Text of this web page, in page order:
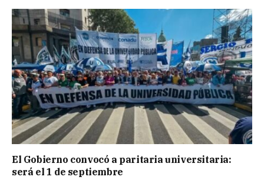
El Gobierno convocó a paritaria universitaria:
será el 1 de septiembre